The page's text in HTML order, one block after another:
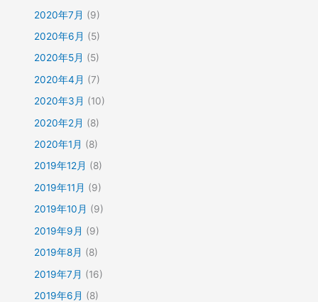
2020年7月 (9)
2020年6月 (5)
2020年5月 (5)
2020年4月 (7)
2020年3月 (10)
2020年2月 (8)
2020年1月 (8)
2019年12月 (8)
2019年11月 (9)
2019年10月 (9)
2019年9月 (9)
2019年8月 (8)
2019年7月 (16)
2019年6月 (8)